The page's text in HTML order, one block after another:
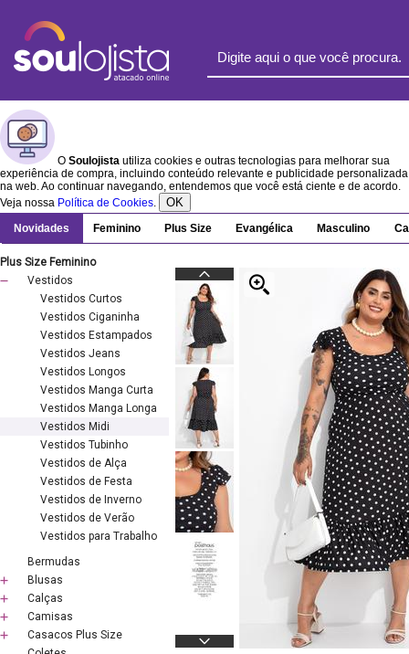
O Soulojista utiliza cookies e outras tecnologias para melhorar sua
experiência de compra, incluindo conteúdo relevante e publicidade personalizada
na web. Ao continuar navegando, entendemos que você está ciente e de acordo.
Veja nossa Política de Cookies. OK
Novidades Feminino Plus Size Evangélica Masculino
Plus Size Feminino
Vestidos
Vestidos Curtos
Vestidos Ciganinha
Vestidos Estampados
Vestidos Jeans
Vestidos Longos
Vestidos Manga Curta
Vestidos Manga Longa
Vestidos Midi
Vestidos Tubinho
Vestidos de Alça
Vestidos de Festa
Vestidos de Inverno
Vestidos de Verão
Vestidos para Trabalho
Bermudas
Blusas
Calças
Camisas
Casacos Plus Size